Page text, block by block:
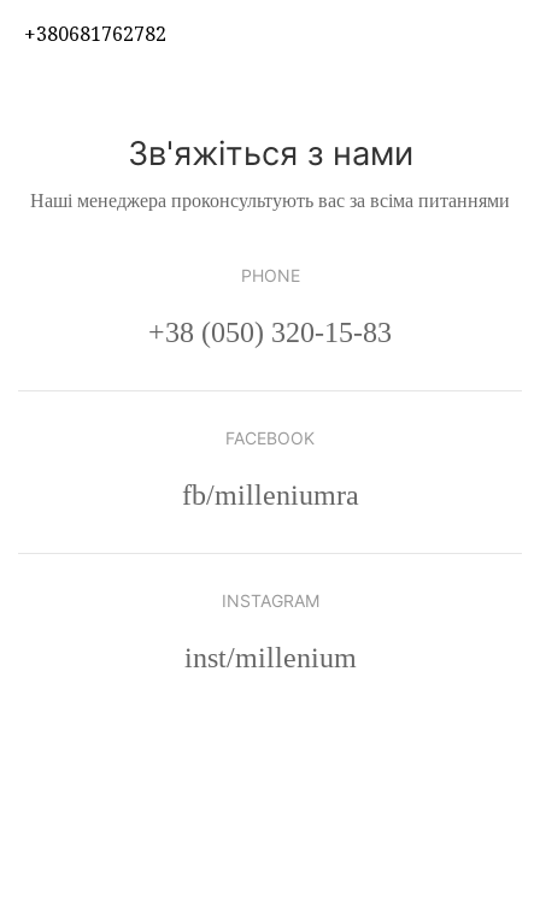
+380681762782
Зв'яжіться з нами
Наші менеджера проконсультують вас за всіма питаннями
PHONE
+38 (050) 320-15-83
FACEBOOK
fb/milleniumra
INSTAGRAM
inst/millenium